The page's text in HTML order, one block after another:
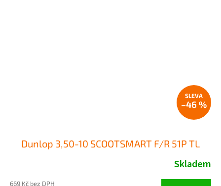
–46 %
Dunlop 3,50-10 SCOOTSMART F/R 51P TL
Skladem
669 Kč bez DPH